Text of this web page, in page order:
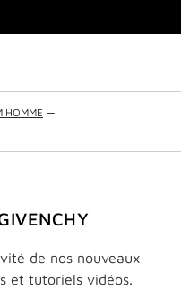
HOMME —
de nos nouveaux
et tutoriels vidéos.